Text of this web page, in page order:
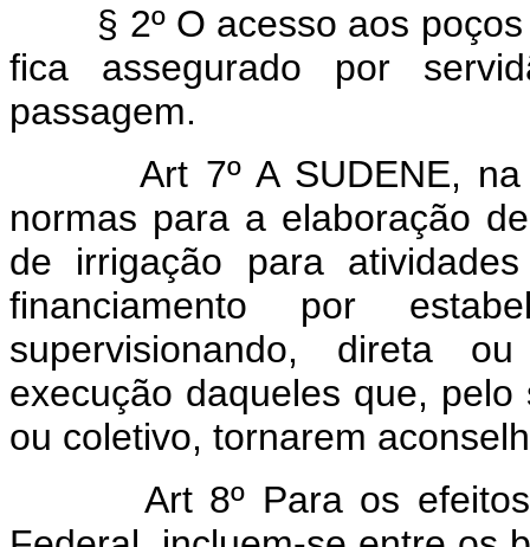
§ 2º O acesso aos poços
fica assegurado por
passagem.
Art 7º A SUDENE,
normas para a elaboração
de irrigação para
financiamento por
supervisionando, direta
execução daqueles que,
ou coletivo, tornarem
Art 8º Para os